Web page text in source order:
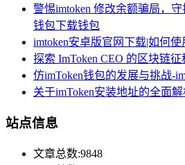
警惕imtoken 修改余额骗局，
钱包下载钱包
imtoken安卓版官网下载|如何使
探索 ImToken CEO 的区块链
仿imToken钱包的发展与挑战-
关于imToken安装地址的全面
站点信息
文章总数:9848